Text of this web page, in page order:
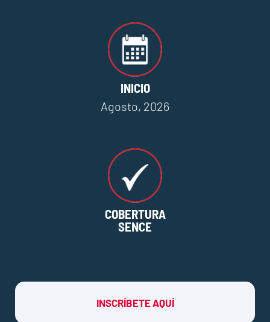
INICIO
Agosto, 2026
COBERTURA
SENCE
INSCRÍBETE AQUÍ